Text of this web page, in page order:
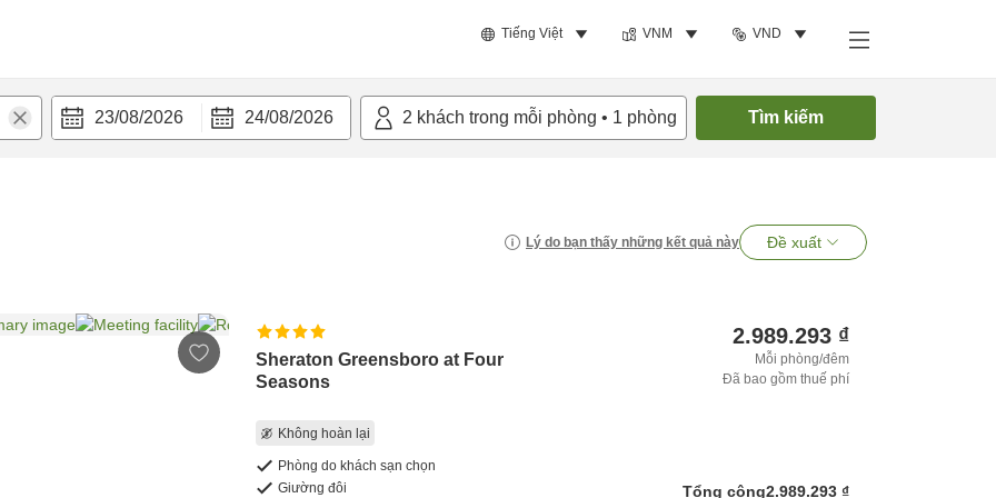
Tiếng Việt VNM VND
23/08/2026 24/08/2026 2 khách trong mỗi phòng • 1 phòng Tìm kiếm
Lý do bạn thấy những kết quả này Đề xuất
Sheraton Greensboro at Four
Seasons
Không hoàn lại
Phòng do khách sạn chọn
Giường đôi
2.989.293 ₫
Mỗi phòng/đêm
Đã bao gồm thuế phí
Tổng cộng2.989.293 ₫